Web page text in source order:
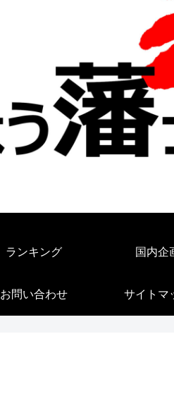
ランキング 国内企
お問い合わせ サイトマ